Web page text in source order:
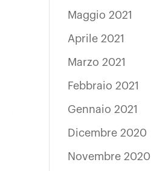
Maggio 2021
Aprile 2021
Marzo 2021
Febbraio 2021
Gennaio 2021
Dicembre 2020
Novembre 2020